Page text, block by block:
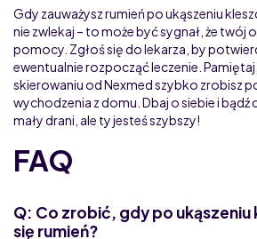
Gdy zauważysz rumień po ukąszeniu
nie zwlekaj – to może być sygnał, że twój
pomocy. Zgłoś się do lekarza, by
ewentualnie rozpocząć leczenie.
skierowaniu od Nexmed szybko zrobisz
wychodzenia z domu. Dbaj o siebie i bądź
mały drani, ale ty jesteś szybszy!
FAQ
Q: Co zrobić, gdy po ukąszeniu
się rumień?